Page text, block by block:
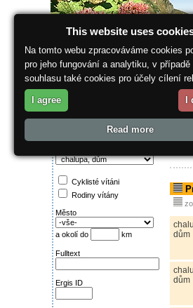
O regionu Vaše
Najděte si:
Cyklisté vítáni
Rodiny vítány
Město
a okolí do km
Fulltext
Ergis ID
dům
dům
This website uses
Na tomto webu zpracováváme cookies
pro jeho fungování a analytiku, v případě
souhlasu také cookies pro účely cílení
I agree
Read more